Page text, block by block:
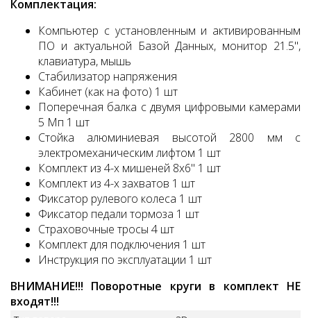
Комплектация:
Компьютер с установленным и активированным
ПО и актуальной Базой Данных, монитор 21.5",
клавиатура, мышь
Стабилизатор напряжения
Кабинет (как на фото) 1 шт
Поперечная балка с двумя цифровыми камерами
5 Мп 1 шт
Стойка алюминиевая высотой 2800 мм с
электромеханическим лифтом 1 шт
Комплект из 4-х мишеней 8х6" 1 шт
Комплект из 4-х захватов 1 шт
Фиксатор рулевого колеса 1 шт
Фиксатор педали тормоза 1 шт
Страховочные тросы 4 шт
Комплект для подключения 1 шт
Инструкция по эксплуатации 1 шт
ВНИМАНИЕ!!! Поворотные круги в комплект НЕ
входят!!!